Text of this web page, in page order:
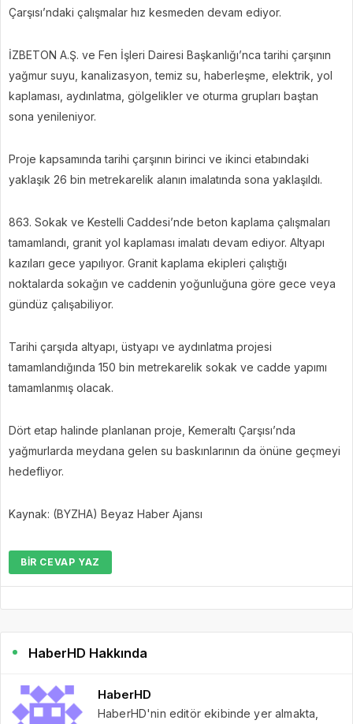
Çarşısı’ndaki çalışmalar hız kesmeden devam ediyor.
İZBETON A.Ş. ve Fen İşleri Dairesi Başkanlığı’nca tarihi çarşının
yağmur suyu, kanalizasyon, temiz su, haberleşme, elektrik, yol
kaplaması, aydınlatma, gölgelikler ve oturma grupları baştan
sona yenileniyor.
Proje kapsamında tarihi çarşının birinci ve ikinci etabındaki
yaklaşık 26 bin metrekarelik alanın imalatında sona yaklaşıldı.
863. Sokak ve Kestelli Caddesi’nde beton kaplama çalışmaları
tamamlandı, granit yol kaplaması imalatı devam ediyor. Altyapı
kazıları gece yapılıyor. Granit kaplama ekipleri çalıştığı
noktalarda sokağın ve caddenin yoğunluğuna göre gece veya
gündüz çalışabiliyor.
Tarihi çarşıda altyapı, üstyapı ve aydınlatma projesi
tamamlandığında 150 bin metrekarelik sokak ve cadde yapımı
tamamlanmış olacak.
Dört etap halinde planlanan proje, Kemeraltı Çarşısı’nda
yağmurlarda meydana gelen su baskınlarının da önüne geçmeyi
hedefliyor.
Kaynak: (BYZHA) Beyaz Haber Ajansı
BIR CEVAP YAZ
HaberHD Hakkında
HaberHD
HaberHD'nin editör ekibinde yer almakta,